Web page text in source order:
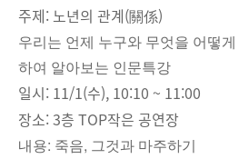
주제: 노년의 관계(關係)
우리는 언제 누구와 무엇을 어떻
하여 알아보는 인문특강
일시: 11/1(수), 10:10 ~ 11:00
장소: 3층 TOP작은 공연장
내용: 죽음, 그것과 마주하기